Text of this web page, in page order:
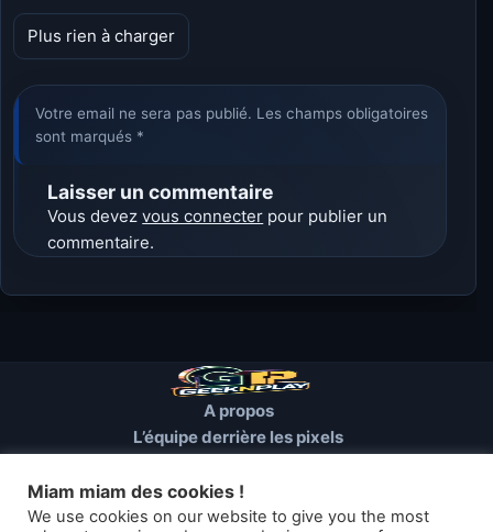
Plus rien à charger
Votre email ne sera pas publié. Les champs obligatoires
sont marqués *
Laisser un commentaire
Vous devezvous connecter pour publier un
commentaire.
A propos
L’équipe derrière les pixels
Mentions Légales
Cookies et autres traceurs
Miam miam des cookies !
We use cookies on our website to give you the most